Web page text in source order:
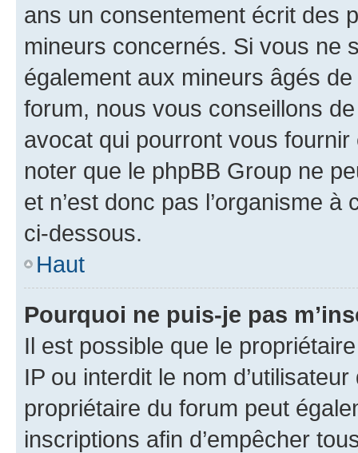
ans un consentement écrit des
mineurs concernés. Si vous ne
également aux mineurs âgés
forum, nous vous conseillons
avocat qui pourront vous
noter que le phpBB Group ne
et n’est donc pas l’organisme
ci-dessous.
Haut
Pourquoi ne puis-je pas
Il est possible que le
IP ou interdit le nom
propriétaire du forum peut
inscriptions afin d’empêcher